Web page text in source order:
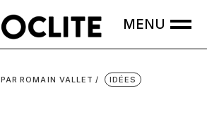
PAR ROMAIN VALLET IDÉES